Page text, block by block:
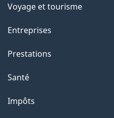
Voyage et tourisme
Entreprises
Prestations
Santé
Impôts